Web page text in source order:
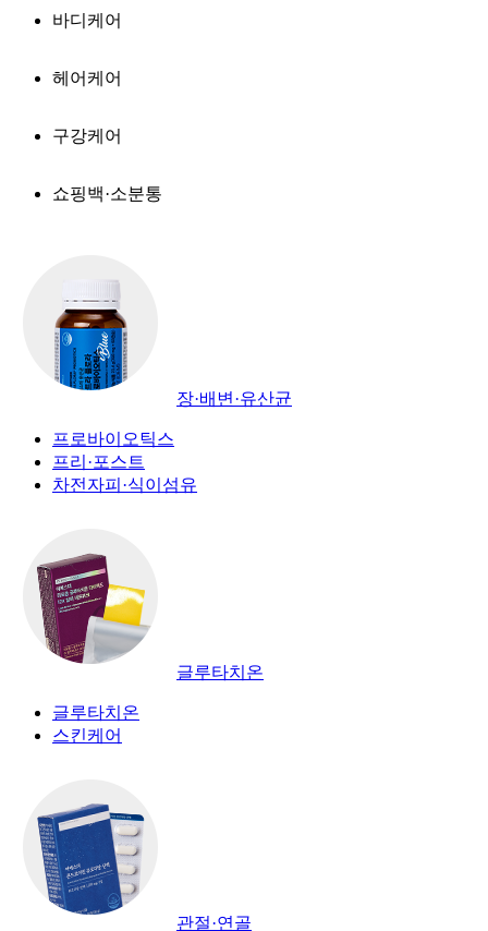
바디케어
헤어케어
구강케어
쇼핑백·소분통
장·배변·유산균
프로바이오틱스
프리·포스트
차전자피·식이섬유
글루타치온
글루타치온
스킨케어
관절·연골